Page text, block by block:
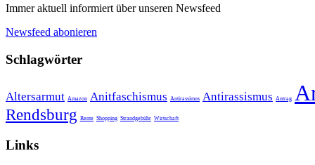
Immer aktuell informiert über unseren Newsfeed
Newsfeed abonieren
Schlagwörter
Altersarmut Amazon Anitfaschismus Antirassimus Antirassismus Antrag
Rendsburg Rente Shopping Strandgebühr Wirtschaft
Links